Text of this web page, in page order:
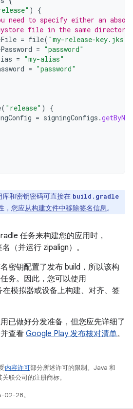
)
{
need to specify either an
file in the same
= file( "my-release-key.jks"
= "password"
= "my-alias"
= "password"
( "release" )
{
= signingConfigs .
库和密钥密码可直接在 build.gradle
，您应从构建文件中移除签名信息。
任务来构建您的应用时，
（并运行 zipalign）。
密钥配置了发布 build，所以该构
务。因此，您可以使用
在模拟器或设备上构建、对齐、签
已做好分发准备，但您应先详细了
并查看 Google Play 发布核对清单。
内容许可部分所述许可的限制。Java 和
联公司的注册商标。
02-28。